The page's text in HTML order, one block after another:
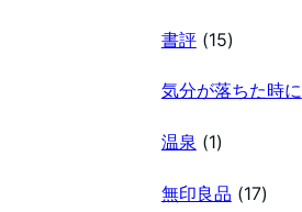
書評(15)
気分が落ちた時に
温泉 (1)
無印良品 (17)